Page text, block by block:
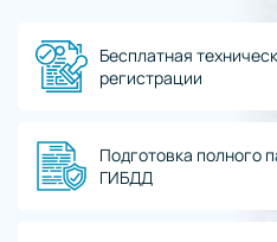
Бесплатная
регистрации
Подготовка полного
ГИБДД